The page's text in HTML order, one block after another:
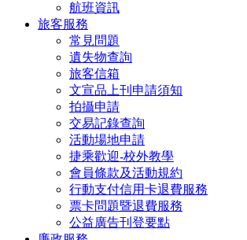
航班資訊
旅客服務
常見問題
遺失物查詢
旅客信箱
文宣品上刊申請須知
拍攝申請
交易記錄查詢
活動場地申請
捷乘歡迎-校外教學
會員條款及活動規約
行動支付信用卡退費服務
票卡問題暨退費服務
公益廣告刊登要點